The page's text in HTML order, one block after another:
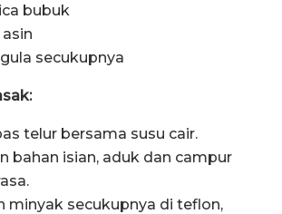
bubuk
secukupnya
telur bersama susu cair.
bahan isian, aduk dan campur
minyak secukupnya di teflon,